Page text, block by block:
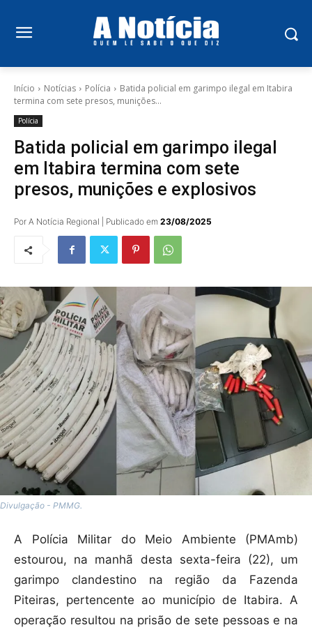
Início Notícias Polícia
Batida policial em garimpo ilegal em Itabira
termina com sete presos, munições...
Polícia
Batida policial em garimpo ilegal
em Itabira termina com sete
presos, munições e explosivos
Por A Notícia Regional | Publicado em 23/08/2025
Divulgação - PMMG.
A Polícia Militar do Meio Ambiente (PMAmb)
estourou, na manhã desta sexta-feira (22), um
garimpo clandestino na região da Fazenda
Piteiras, pertencente ao município de Itabira. A
operação resultou na prisão de sete pessoas e na